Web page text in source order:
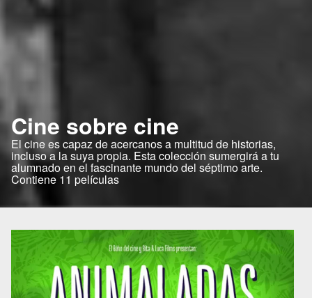
Cine sobre cine
El cine es capaz de acercanos a multitud de historias,
incluso a la suya propia. Esta colección sumergirá a tu
alumnado en el fascinante mundo del séptimo arte.
Contiene 11 películas